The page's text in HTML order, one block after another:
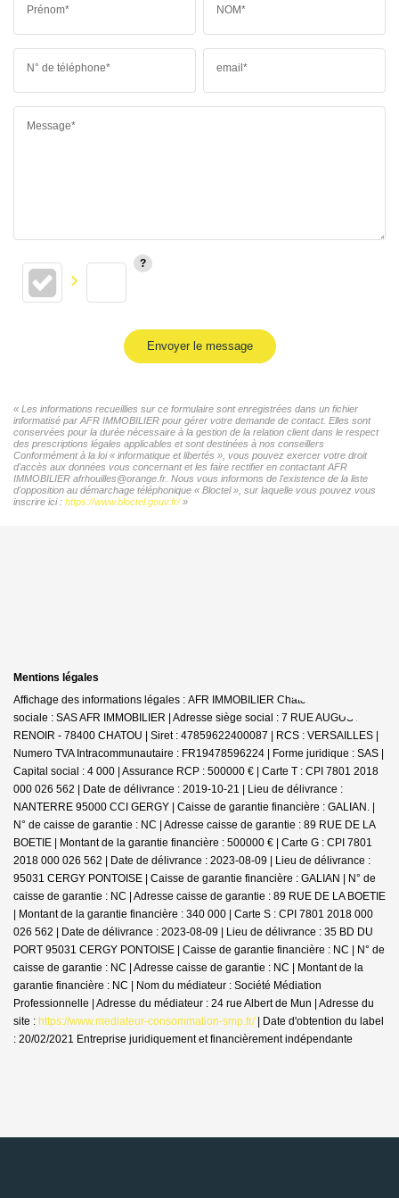
Prénom* NOM*
N° de téléphone* email*
Message*
Envoyer le message
« Les informations recueillies sur ce formulaire sont enregistrées dans un fichier
informatisé par AFR IMMOBILIER pour gérer votre demande de contact. Elles sont
conservées pour la durée nécessaire à la gestion de la relation client dans le respect
des prescriptions légales applicables et sont destinées à nos conseillers
Conformément à la loi « informatique et libertés », vous pouvez exercer votre droit
d'accès aux données vous concernant et les faire rectifier en contactant AFR
IMMOBILIER afrhouilles@orange.fr. Nous vous informons de l'existence de la liste
d'opposition au démarchage téléphonique « Bloctel », sur laquelle vous pouvez vous
inscrire ici : https://www.bloctel.gouv.fr/»
Mentions légales
Affichage des informations légales : AFR IMMOBILIER Chatou | Raison
sociale : SAS AFR IMMOBILIER | Adresse siège social : 7 RUE AUGUSTE
RENOIR - 78400 CHATOU | Siret : 47859622400087 | RCS : VERSAILLES |
Numero TVA Intracommunautaire : FR19478596224 | Forme juridique : SAS |
Capital social : 4 000 | Assurance RCP : 500000 € | Carte T : CPI 7801 2018
000 026 562 | Date de délivrance : 2019-10-21 | Lieu de délivrance :
NANTERRE 95000 CCI GERGY | Caisse de garantie financière : GALIAN. |
N° de caisse de garantie : NC | Adresse caisse de garantie : 89 RUE DE LA
BOETIE | Montant de la garantie financière : 500000 € | Carte G : CPI 7801
2018 000 026 562 | Date de délivrance : 2023-08-09 | Lieu de délivrance :
95031 CERGY PONTOISE | Caisse de garantie financière : GALIAN | N° de
caisse de garantie : NC | Adresse caisse de garantie : 89 RUE DE LA BOETIE
| Montant de la garantie financière : 340 000 | Carte S : CPI 7801 2018 000
026 562 | Date de délivrance : 2023-08-09 | Lieu de délivrance : 35 BD DU
PORT 95031 CERGY PONTOISE | Caisse de garantie financière : NC | N° de
caisse de garantie : NC | Adresse caisse de garantie : NC | Montant de la
garantie financière : NC | Nom du médiateur : Société Médiation
Professionnelle | Adresse du médiateur : 24 rue Albert de Mun | Adresse du
site : https://www.mediateur-consommation-smp.fr/| Date d'obtention du label
: 20/02/2021 Entreprise juridiquement et financièrement indépendante